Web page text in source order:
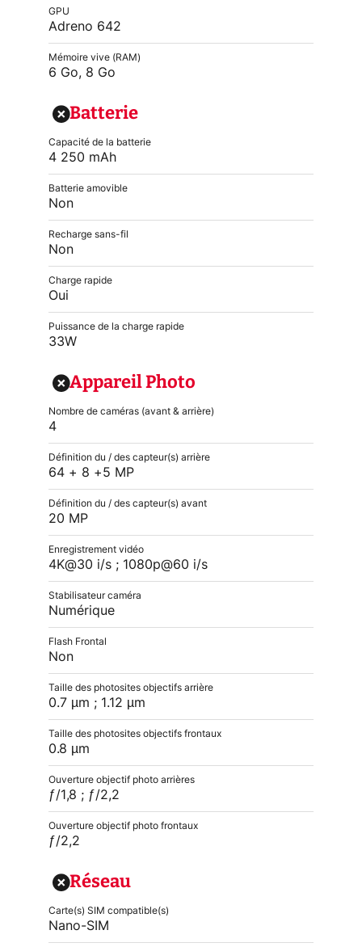
GPU
Adreno 642
Mémoire vive (RAM)
6 Go, 8 Go
Batterie
Capacité de la batterie
4 250 mAh
Batterie amovible
Non
Recharge sans-fil
Non
Charge rapide
Oui
Puissance de la charge rapide
33W
Appareil Photo
Nombre de caméras (avant & arrière)
4
Définition du / des capteur(s) arrière
64 + 8 +5 MP
Définition du / des capteur(s) avant
20 MP
Enregistrement vidéo
4K@30 i/s ; 1080p@60 i/s
Stabilisateur caméra
Numérique
Flash Frontal
Non
Taille des photosites objectifs arrière
0.7 µm ; 1.12 µm
Taille des photosites objectifs frontaux
0.8 µm
Ouverture objectif photo arrières
ƒ/1,8 ; ƒ/2,2
Ouverture objectif photo frontaux
ƒ/2,2
Réseau
Carte(s) SIM compatible(s)
Nano-SIM